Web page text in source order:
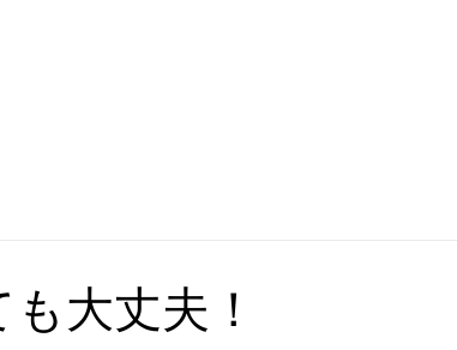
大丈夫！